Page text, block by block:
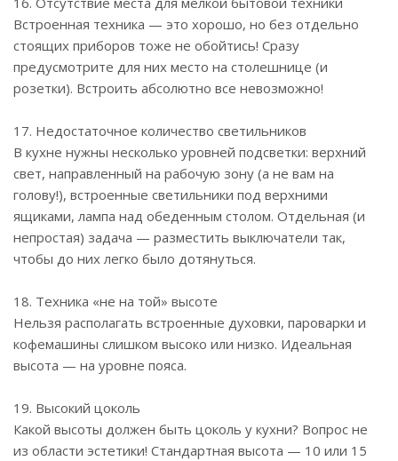
Встроенная техника — это хорошо, но без отдельно
стоящих приборов тоже не обойтись! Сразу
предусмотрите для них место на столешнице (и
розетки). Встроить абсолютно все невозможно!
17. Недостаточное количество светильников
В кухне нужны несколько уровней подсветки: верхний
свет, направленный на рабочую зону (а не вам на
голову!), встроенные светильники под верхними
ящиками, лампа над обеденным столом. Отдельная (и
непростая) задача — разместить выключатели так,
чтобы до них легко было дотянуться.
18. Техника «не на той» высоте
Нельзя располагать встроенные духовки, пароварки и
кофемашины слишком высоко или низко. Идеальная
высота — на уровне пояса.
19. Высокий цоколь
Какой высоты должен быть цоколь у кухни? Вопрос не
из области эстетики! Стандартная высота — 10 или 15